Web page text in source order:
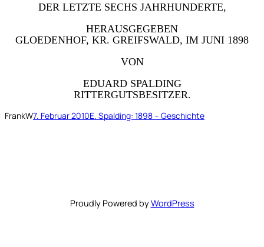
DER LETZTE SECHS JAHRHUNDERTE,
HERAUSGEGEBEN
GLOEDENHOF, KR. GREIFSWALD, IM JUNI 1898
VON
EDUARD SPALDING
RITTERGUTSBESITZER.
FrankW7. Februar 2010E. Spalding: 1898 – Geschichte
Proudly Powered byWordPress